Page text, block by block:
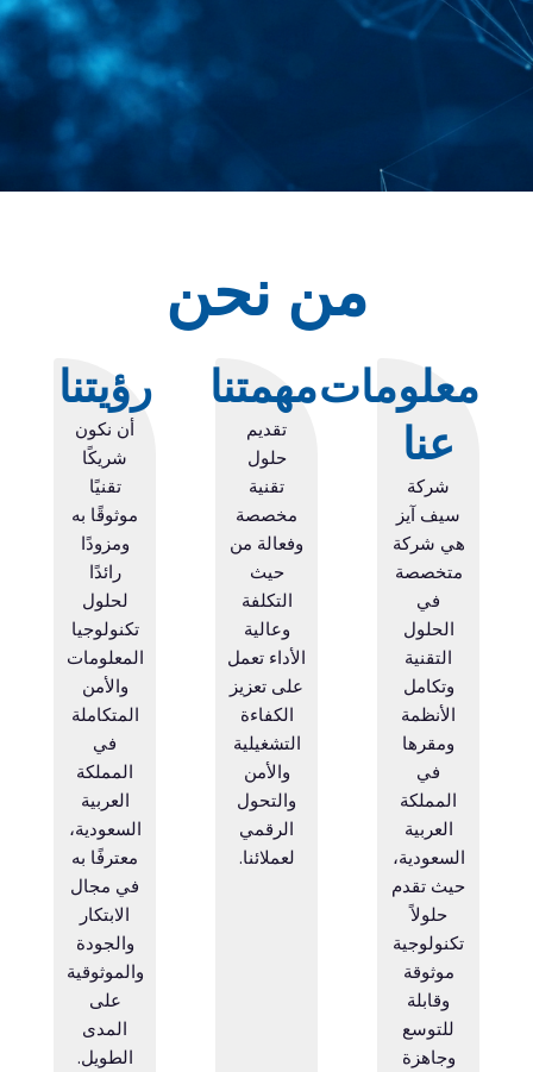
من نحن
معلومات
عنا
شركة
سيف آيز
هي شركة
متخصصة
الحلول
التقنية
وتكامل
الأنظمة
ومقرها
المملكة
العربية
السعودية،
حيث تقدم
حلولاً
تكنولوجية
موثوقة
وقابلة
للتوسع
وجاهزة
مهمتنا
تقديم
حلول
تقنية
مخصصة
وفعالة من
حيث
التكلفة
وعالية
الأداء تعمل
على تعزيز
الكفاءة
التشغيلية
والأمن
والتحول
الرقمي
لعملائنا.
رؤيتنا
أن نكون
شريكًا
تقنيًا
موثوقًا به
ومزودًا
رائدًا
لحلول
تكنولوجيا
المعلومات
والأمن
المتكاملة
المملكة
العربية
السعودية،
معترفًا به
في مجال
الابتكار
والجودة
والموثوقية
على
المدى
الطويل.